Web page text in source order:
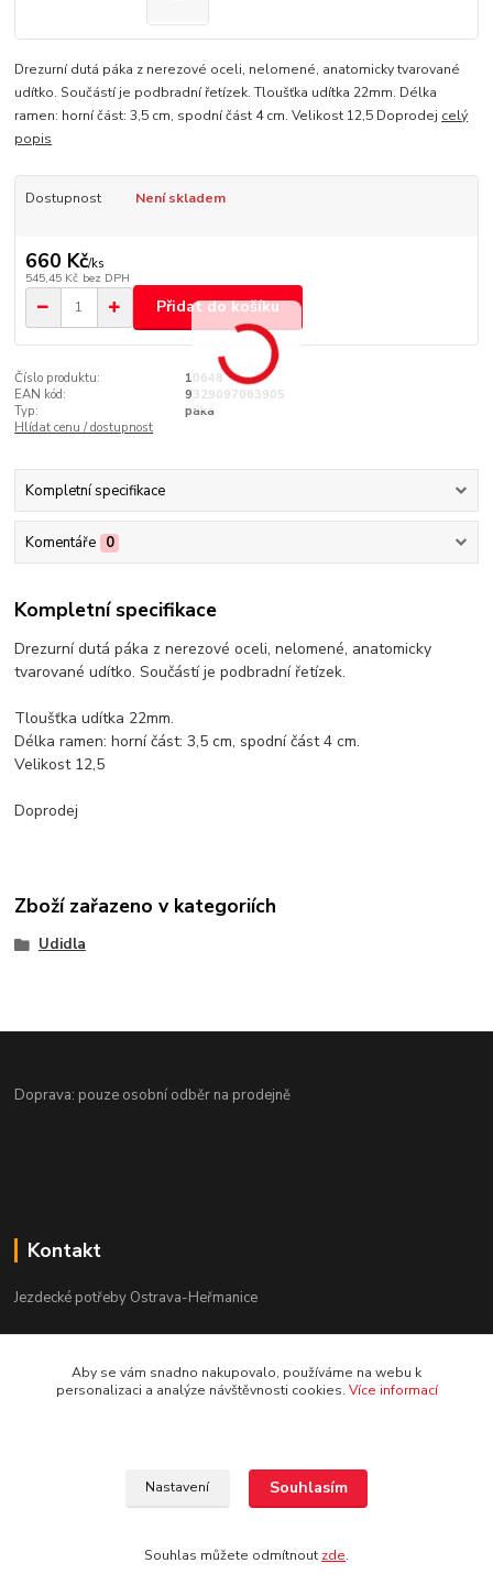
Drezurní dutá páka z nerezové oceli, nelomené, anatomicky tvarované
udítko. Součástí je podbradní řetízek. Tloušťka udítka 22mm. Délka
ramen: horní část: 3,5 cm, spodní část 4 cm. Velikost 12,5 Doprodej celý
popis
Dostupnost Není skladem
660 Kč/ks
545,45 Kč bez DPH
Přidat do košíku
Číslo produktu:
10648
EAN kód:
9329097063905
Typ:
páka
Hlídat cenu / dostupnost
Kompletní specifikace
Komentáře 0
Kompletní specifikace
Drezurní dutá páka z nerezové oceli, nelomené, anatomicky
tvarované udítko. Součástí je podbradní řetízek.
Tloušťka udítka 22mm.
Délka ramen: horní část: 3,5 cm, spodní část 4 cm.
Velikost 12,5
Doprodej
Zboží zařazeno v kategoriích
Udidla
Doprava: pouze osobní odběr na prodejně
Kontakt
Jezdecké potřeby Ostrava-Heřmanice
Po-Pá 9:30 - 17:30
Aby se vám snadno nakupovalo, používáme na webu k
personalizaci a analýze návštěvnosti cookies. Více informací
Nastavení Souhlasím
Souhlas můžete odmítnout zde.